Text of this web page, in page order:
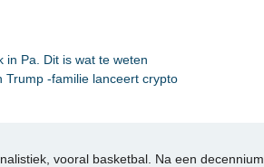
in Pa. Dit is wat te weten
-familie lanceert crypto
vooral basketbal. Na een decennium